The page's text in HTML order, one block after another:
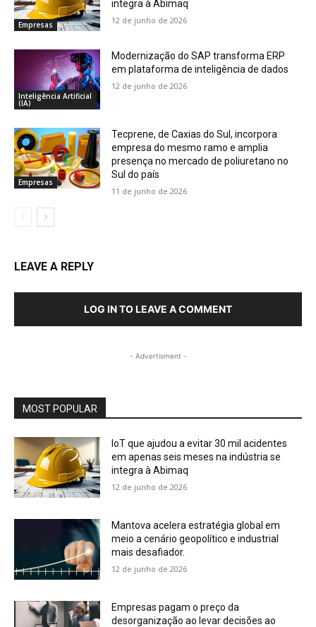
Empresas
integra à Abimaq
12 de junho de 2026
Inteligência Artificial
(IA)
Modernização do SAP transforma ERP
em plataforma de inteligência de dados
12 de junho de 2026
Empresas
Tecprene, de Caxias do Sul, incorpora
empresa do mesmo ramo e amplia
presença no mercado de poliuretano no
Sul do país
11 de junho de 2026
LEAVE A REPLY
LOG IN TO LEAVE A COMMENT
- Advertisment -
MOST POPULAR
IoT que ajudou a evitar 30 mil acidentes
em apenas seis meses na indústria se
integra à Abimaq
12 de junho de 2026
Mantova acelera estratégia global em
meio a cenário geopolítico e industrial
mais desafiador.
12 de junho de 2026
Empresas pagam o preço da
desorganização ao levar decisões ao